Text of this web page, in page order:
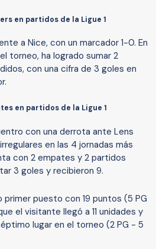
en partidos de la Ligue 1
a Nice, con un marcador 1-0. En
torneo, ha logrado sumar 2
con una cifra de 3 goles en
en partidos de la Ligue 1
con una derrota ante Lens
en las 4 jornadas más
con 2 empates y 2 partidos
3 goles y recibieron 9.
primer puesto con 19 puntos (5 PG
el visitante llegó a 11 unidades y
lugar en el torneo (2 PG - 5